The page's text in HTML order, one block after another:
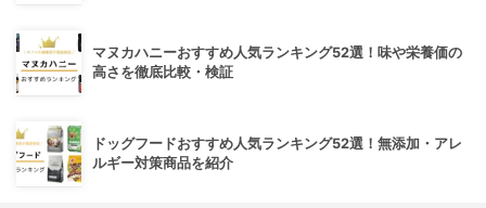
マヌカハニーおすすめ人気ランキング52選！味や栄養価の
高さを徹底比較・検証
ドッグフードおすすめ人気ランキング52選！無添加・アレ
ルギー対策商品を紹介